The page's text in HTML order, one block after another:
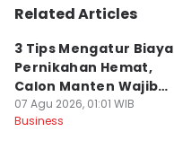
Related Articles
3 Tips Mengatur Biaya
Pernikahan Hemat,
Calon Manten Wajib
Nyimak!
07 Agu 2026, 01:01 WIB
Business